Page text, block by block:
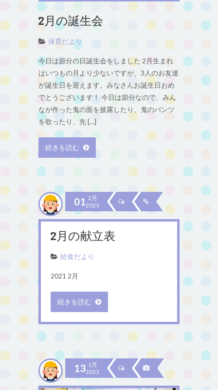
2月の誕生会
保育だより
今日は節分の日誕生会をしました 2月生まれ
はいつもの月より少ないですが、3人のお友達
が誕生日を迎えます。みなさんお誕生日おめ
でとうございます！ 今日は節分なので、みん
なが作った鬼の面を披露したり、鬼のパンツ
を歌ったり、先 […]
続きを読む
01 2月
2021
2月の献立表
給食だより
2021 2月
続きを読む
13 1月
2021